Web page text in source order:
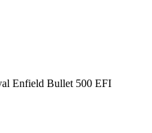
Enfield Bullet 500 EFI